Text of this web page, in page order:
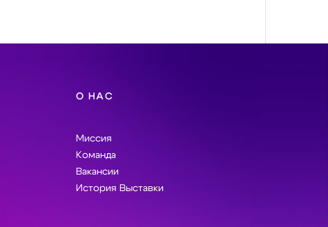
О НАС
Миссия
Команда
Вакансии
История Выставки